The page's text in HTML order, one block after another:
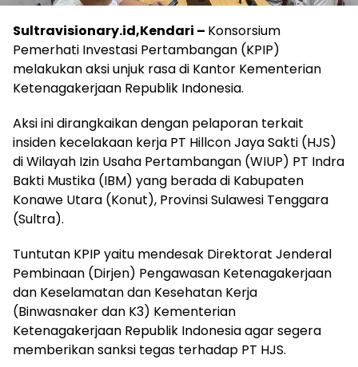
Sultravisionary.id,Kendari – Konsorsium
Pemerhati Investasi Pertambangan (KPIP)
melakukan aksi unjuk rasa di Kantor Kementerian
Ketenagakerjaan Republik Indonesia.
Aksi ini dirangkaikan dengan pelaporan terkait
insiden kecelakaan kerja PT Hillcon Jaya Sakti (HJS)
di Wilayah Izin Usaha Pertambangan (WIUP) PT Indra
Bakti Mustika (IBM) yang berada di Kabupaten
Konawe Utara (Konut), Provinsi Sulawesi Tenggara
(Sultra).
Tuntutan KPIP yaitu mendesak Direktorat Jenderal
Pembinaan (Dirjen) Pengawasan Ketenagakerjaan
dan Keselamatan dan Kesehatan Kerja
(Binwasnaker dan K3) Kementerian
Ketenagakerjaan Republik Indonesia agar segera
memberikan sanksi tegas terhadap PT HJS.